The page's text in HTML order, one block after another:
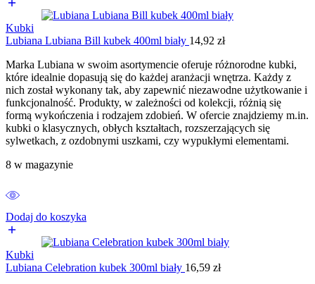
Kubki
Lubiana Lubiana Bill kubek 400ml biały 14,92 zł
Marka Lubiana w swoim asortymencie oferuje różnorodne kubki,
które idealnie dopasują się do każdej aranżacji wnętrza. Każdy z
nich został wykonany tak, aby zapewnić niezawodne użytkowanie i
funkcjonalność. Produkty, w zależności od kolekcji, różnią się
formą wykończenia i rodzajem zdobień. W ofercie znajdziemy m.in.
kubki o klasycznych, obłych kształtach, rozszerzających się
sylwetkach, z ozdobnymi uszkami, czy wypukłymi elementami.
8 w magazynie
Dodaj do koszyka
Kubki
Lubiana Celebration kubek 300ml biały 16,59 zł